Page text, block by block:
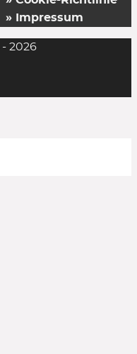
kombinieren?
nicht möglich,
Die
Gratis-
insofern alle
meist von
» Impressum
2026